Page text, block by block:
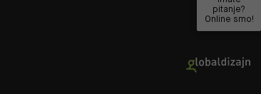
pitanje?
Online smo!